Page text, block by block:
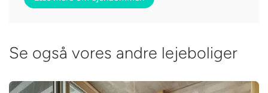
Se også vores andre lejeboliger